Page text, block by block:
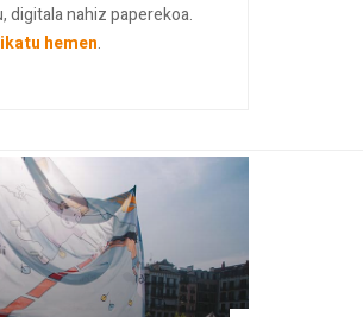
digitala nahiz paperekoa.
hemen.